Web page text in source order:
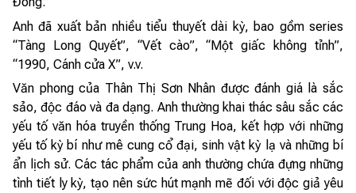
Anh đã xuất bản nhiều tiểu thuyết dài kỳ, bao gồm series
“Tàng Long Quyết”, “Vết cào”, “Một giấc không tỉnh”,
“1990, Cánh cửa X”, v.v.
Văn phong của Thân Thị Sơn Nhân được đánh giá là sắc
sảo, độc đáo và đa dạng. Anh thường khai thác sâu sắc các
yếu tố văn hóa truyền thống Trung Hoa, kết hợp với những
yếu tố kỳ bí như mê cung cổ đại, sinh vật kỳ lạ và những bí
ẩn lịch sử. Các tác phẩm của anh thường chứa đựng những
tình tiết ly kỳ, tạo nên sức hút mạnh mẽ đối với độc giả yêu